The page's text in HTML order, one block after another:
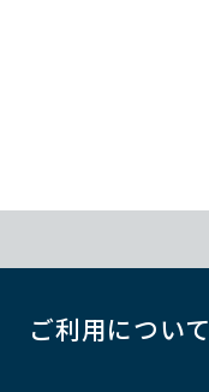
ご利用について